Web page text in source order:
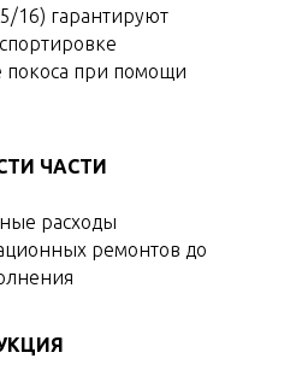
гарантируют
при помощи
ЧАСТИ
расходы
ремонтов до